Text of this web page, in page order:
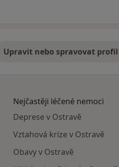
Upravit nebo spravovat profil
Nejčastěji léčené nemoci
Deprese v Ostravě
Vztahová krize v Ostravě
Obavy v Ostravě